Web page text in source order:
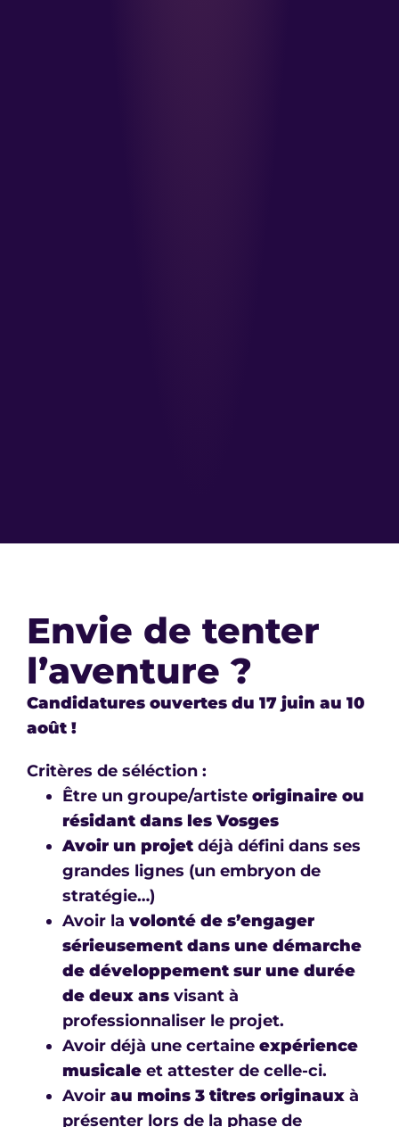
Envie de tenter
l’aventure ?
Candidatures ouvertes du 17 juin au 10
août !
Critères de séléction :
Être un groupe/artiste originaire ou
résidant dans les Vosges
Avoir un projet déjà défini dans ses
grandes lignes (un embryon de
stratégie…)
Avoir la volonté de s’engager
sérieusement dans une démarche
de développement sur une durée
de deux ans visant à
professionnaliser le projet.
Avoir déjà une certaine expérience
musicale et attester de celle-ci.
Avoir au moins 3 titres originaux à
présenter lors de la phase de